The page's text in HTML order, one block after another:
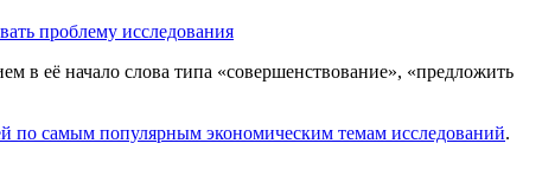
проблему исследования
в её начало слова типа «совершенствование», «предложить
по самым популярным экономическим темам исследований.